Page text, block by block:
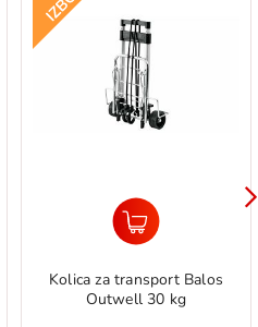
Kolica za transport Balos
Outwell 30 kg